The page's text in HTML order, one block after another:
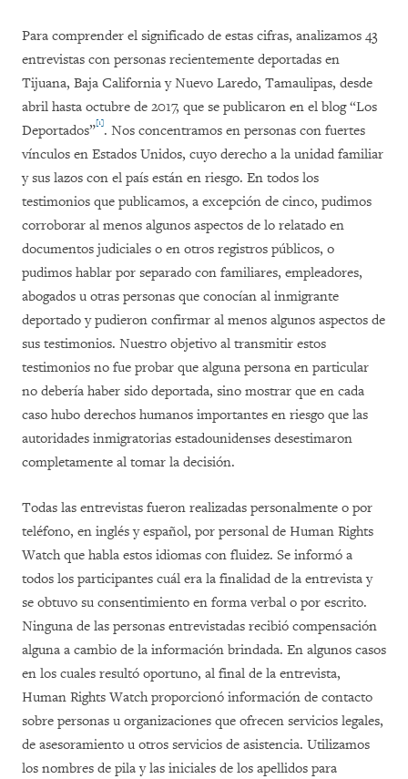
Para comprender el significado de estas cifras, analizamos 43
entrevistas con personas recientemente deportadas en
Tijuana, Baja California y Nuevo Laredo, Tamaulipas, desde
abril hasta octubre de 2017, que se publicaron en el blog “Los
Deportados”[1]. Nos concentramos en personas con fuertes
vínculos en Estados Unidos, cuyo derecho a la unidad familiar
y sus lazos con el país están en riesgo. En todos los
testimonios que publicamos, a excepción de cinco, pudimos
corroborar al menos algunos aspectos de lo relatado en
documentos judiciales o en otros registros públicos, o
pudimos hablar por separado con familiares, empleadores,
abogados u otras personas que conocían al inmigrante
deportado y pudieron confirmar al menos algunos aspectos de
sus testimonios. Nuestro objetivo al transmitir estos
testimonios no fue probar que alguna persona en particular
no debería haber sido deportada, sino mostrar que en cada
caso hubo derechos humanos importantes en riesgo que las
autoridades inmigratorias estadounidenses desestimaron
completamente al tomar la decisión.
Todas las entrevistas fueron realizadas personalmente o por
teléfono, en inglés y español, por personal de Human Rights
Watch que habla estos idiomas con fluidez. Se informó a
todos los participantes cuál era la finalidad de la entrevista y
se obtuvo su consentimiento en forma verbal o por escrito.
Ninguna de las personas entrevistadas recibió compensación
alguna a cambio de la información brindada. En algunos casos
en los cuales resultó oportuno, al final de la entrevista,
Human Rights Watch proporcionó información de contacto
sobre personas u organizaciones que ofrecen servicios legales,
de asesoramiento u otros servicios de asistencia. Utilizamos
los nombres de pila y las iniciales de los apellidos para